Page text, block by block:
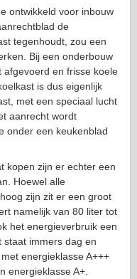
ontwikkeld voor inbouw
de
tegenhoudt, zou een
Bij een onderbouw
afgevoerd en frisse koele
is dus eigenlijk
met een speciaal lucht
aanrecht wordt
onder een keukenblad
kopen zijn er echter een
Hoewel alle
zijn zit er een groot
namelijk van 80 liter tot
het energieverbruik een
staat immers dag en
energieklasse A+++
energieklasse A+.